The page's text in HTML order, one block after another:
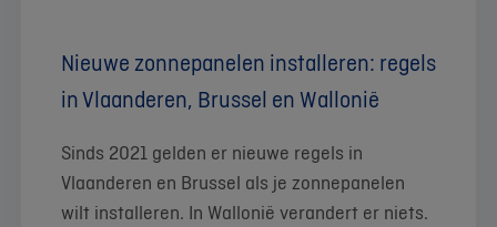
Nieuwe zonnepanelen installeren: regels
in Vlaanderen, Brussel en Wallonië
Sinds 2021 gelden er nieuwe regels in
Vlaanderen en Brussel als je zonnepanelen
wilt installeren. In Wallonië verandert er niets.